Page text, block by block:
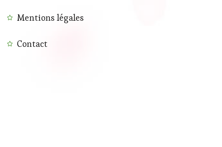
Mentions légales
Contact